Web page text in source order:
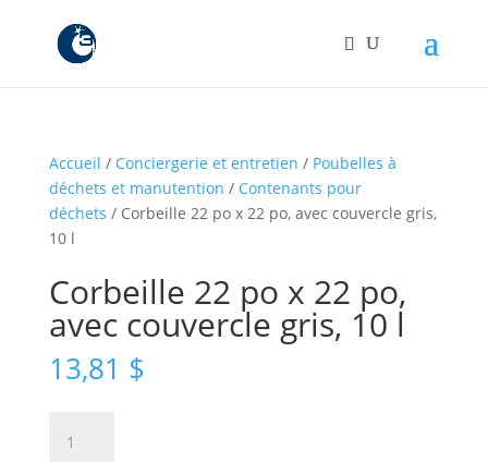
Accueil / Conciergerie et entretien / Poubelles à
déchets et manutention / Contenants pour
déchets / Corbeille 22 po x 22 po, avec couvercle gris,
10 l
Corbeille 22 po x 22 po,
avec couvercle gris, 10 l
13,81 $